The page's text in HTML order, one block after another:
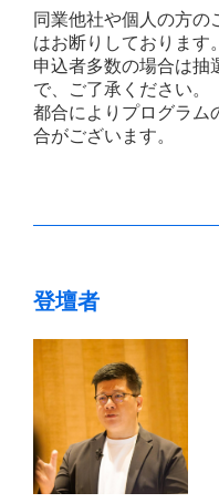
同業他社や個人の方の
はお断りしております。
申込者多数の場合は抽
で、ご了承ください。
都合によりプログラム
合がございます。
登壇者